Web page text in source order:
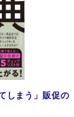
しまう」販促の